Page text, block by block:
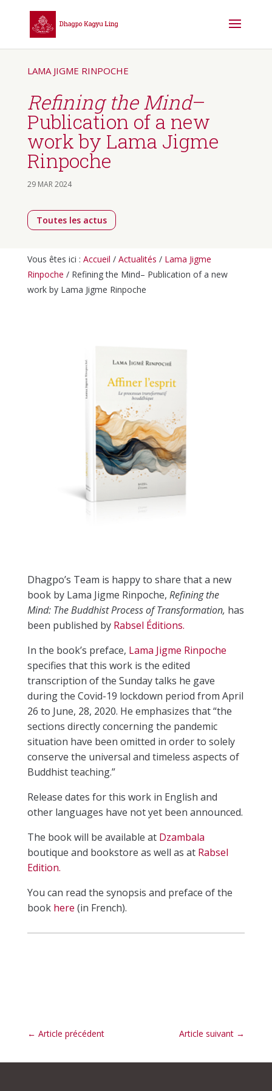
LAMA JIGME RINPOCHE
Refining the Mind–
Publication of a new
work by Lama Jigme
Rinpoche
29 MAR 2024
Toutes les actus
Vous êtes ici : Accueil / Actualités / Lama Jigme
Rinpoche / Refining the Mind– Publication of a new
work by Lama Jigme Rinpoche
Dhagpo’s Team is happy to share that a new
book by Lama Jigme Rinpoche, Refining the
Mind: The Buddhist Process of Transformation, has
been published by Rabsel Éditions.
In the book’s preface, Lama Jigme Rinpoche
specifies that this work is the edited
transcription of the Sunday talks he gave
during the Covid-19 lockdown period from April
26 to June, 28, 2020. He emphasizes that “the
sections directly concerning the pandemic
situation have been omitted in order to solely
conserve the universal and timeless aspects of
Buddhist teaching.”
Release dates for this work in English and
other languages have not yet been announced.
The book will be available at Dzambala
boutique and bookstore as well as at Rabsel
Edition.
You can read the synopsis and preface of the
book here (in French).
← Article précédent Article suivant →